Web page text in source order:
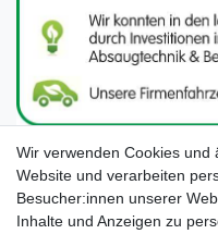
Wir verwenden Cookies und
Website und verarbeiten
Besucher:innen unserer
Inhalte und Anzeigen zu